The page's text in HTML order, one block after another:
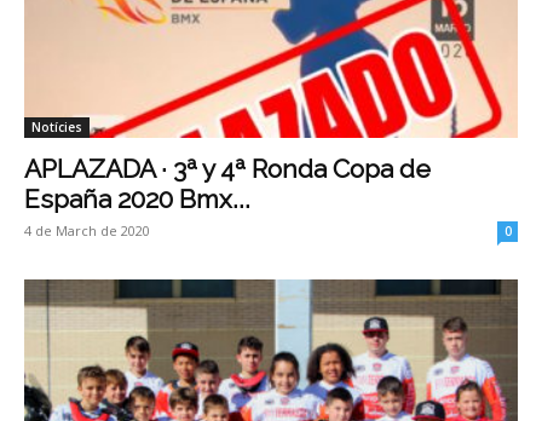
Notícies
APLAZADA · 3ª y 4ª Ronda Copa de
España 2020 Bmx...
4 de March de 2020 0